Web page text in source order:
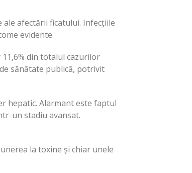
ale afectării ficatului. Infecțiile
evidente.
din totalul cazurilor
sănătate publică, potrivit
hepatic. Alarmant este faptul
un stadiu avansat.
la toxine și chiar unele